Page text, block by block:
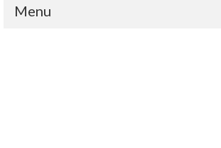
Menu